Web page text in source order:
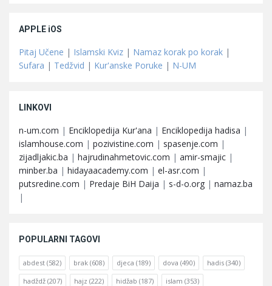
APPLE iOS
Pitaj Učene | Islamski Kviz | Namaz korak po korak |
Sufara | Tedžvid | Kur'anske Poruke | N-UM
LINKOVI
n-um.com | Enciklopedija Kur'ana | Enciklopedija hadisa |
islamhouse.com | pozivistine.com | spasenje.com |
zijadljakic.ba | hajrudinahmetovic.com | amir-smajic |
minber.ba | hidayaacademy.com | el-asr.com |
putsredine.com | Predaje BiH Daija | s-d-o.org | namaz.ba
|
POPULARNI TAGOVI
abdest (582) brak (608) djeca (189) dova (490) hadis (340)
hadždž (207) hajz (222) hidžab (187) islam (353)